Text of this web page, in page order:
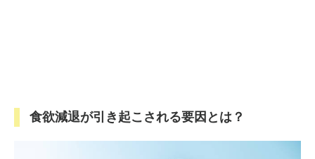
食欲減退が引き起こされる要因とは？